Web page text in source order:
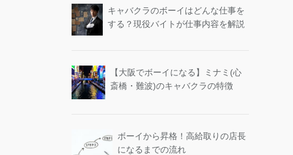
キャバクラのボーイはどんな仕事を
する？現役バイトが仕事内容を解説
【大阪でボーイになる】ミナミ(心
斎橋・難波)のキャバクラの特徴
ボーイから昇格！高給取りの店長
になるまでの流れ